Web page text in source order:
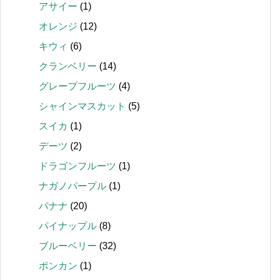
アサイー (1)
オレンジ (12)
キウィ (6)
クランベリー (14)
グレープフルーツ (4)
シャインマスカット (5)
スイカ (1)
デーツ (2)
ドラゴンフルーツ (1)
ナガノパープル (1)
バナナ (20)
パイナップル (8)
ブルーベリー (32)
ポンカン (1)